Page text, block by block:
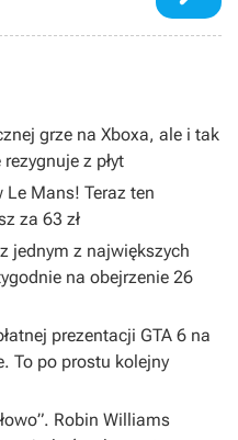
grze na Xboxa, ale i tak
z płyt
Le Mans! Teraz ten
za 63 zł
jednym z największych
na obejrzenie 26
prezentacji GTA 6 na
To po prostu kolejny
Robin Williams